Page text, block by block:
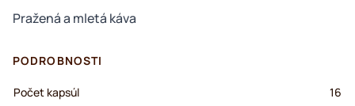
Pražená a mletá káva
PODROBNOSTI
Počet kapsúl
16